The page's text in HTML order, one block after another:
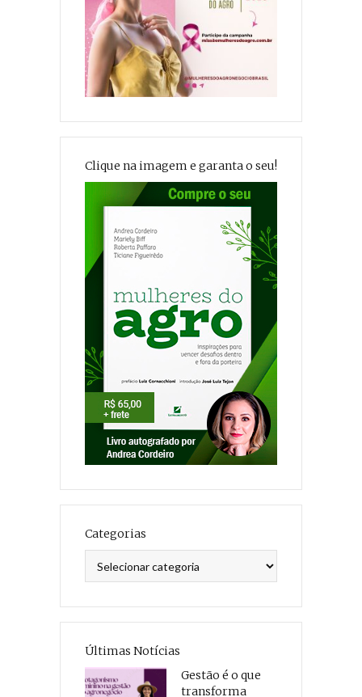
Clique na imagem e garanta o seu!
Categorias
Últimas Notícias
Gestão é o que
transforma